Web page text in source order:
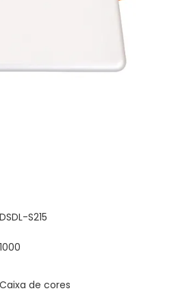
DSDL-S215
1000
Caixa de cores